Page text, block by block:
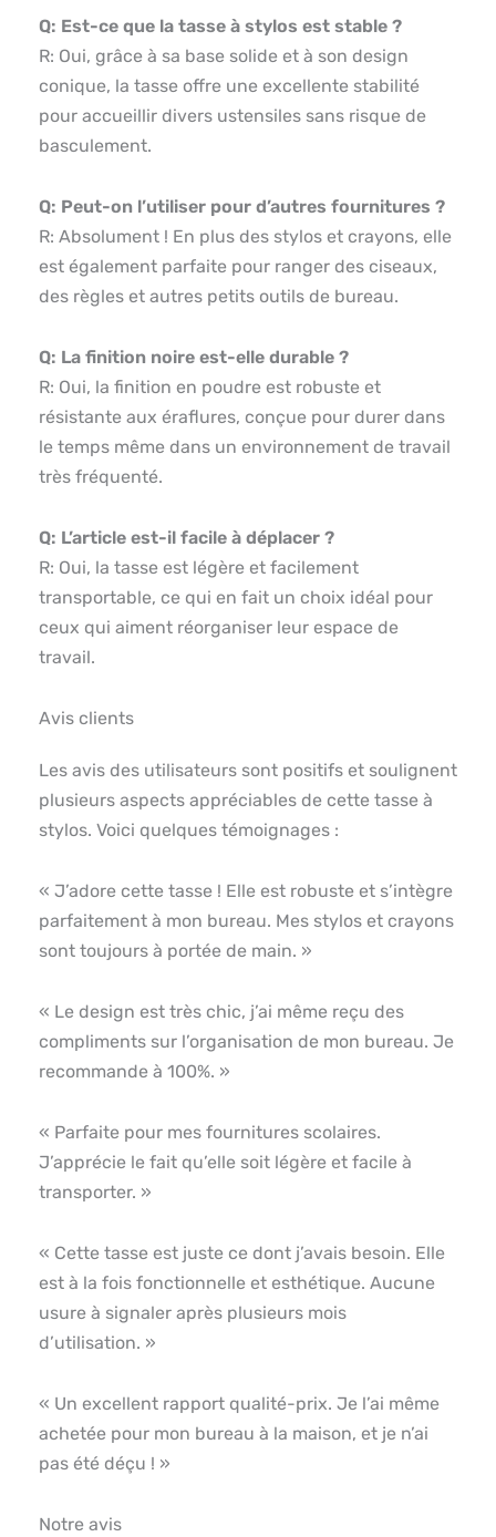
Q: Est-ce que la tasse à stylos est stable ?
R: Oui, grâce à sa base solide et à son design
conique, la tasse offre une excellente stabilité
pour accueillir divers ustensiles sans risque de
basculement.
Q: Peut-on l’utiliser pour d’autres fournitures ?
R: Absolument ! En plus des stylos et crayons, elle
est également parfaite pour ranger des ciseaux,
des règles et autres petits outils de bureau.
Q: La finition noire est-elle durable ?
R: Oui, la finition en poudre est robuste et
résistante aux éraflures, conçue pour durer dans
le temps même dans un environnement de travail
très fréquenté.
Q: L’article est-il facile à déplacer ?
R: Oui, la tasse est légère et facilement
transportable, ce qui en fait un choix idéal pour
ceux qui aiment réorganiser leur espace de
travail.
Avis clients
Les avis des utilisateurs sont positifs et soulignent
plusieurs aspects appréciables de cette tasse à
stylos. Voici quelques témoignages :
« J’adore cette tasse ! Elle est robuste et s’intègre
parfaitement à mon bureau. Mes stylos et crayons
sont toujours à portée de main. »
« Le design est très chic, j’ai même reçu des
compliments sur l’organisation de mon bureau. Je
recommande à 100%. »
« Parfaite pour mes fournitures scolaires.
J’apprécie le fait qu’elle soit légère et facile à
transporter. »
« Cette tasse est juste ce dont j’avais besoin. Elle
est à la fois fonctionnelle et esthétique. Aucune
usure à signaler après plusieurs mois
d’utilisation. »
« Un excellent rapport qualité-prix. Je l’ai même
achetée pour mon bureau à la maison, et je n’ai
pas été déçu ! »
Notre avis